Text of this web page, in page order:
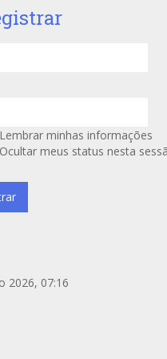
Lembrar minhas informações
Ocultar meus status nesta
2026, 07:16